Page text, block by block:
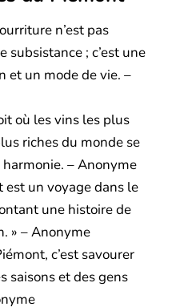
n’est pas
subsistance ; c’est une
et un mode de vie. –
où les vins les plus
riches du monde se
– Anonyme
est un voyage dans le
une histoire de
» – Anonyme
c’est savourer
saisons et des gens